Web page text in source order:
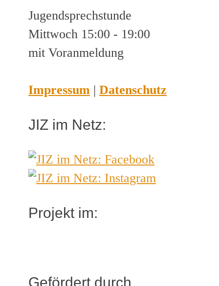
Jugendsprechstunde
Mittwoch 15:00 - 19:00
mit Voranmeldung
Impressum | Datenschutz
JIZ im Netz:
Projekt im:
Gefördert durch